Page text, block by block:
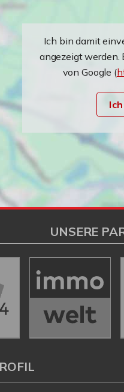
Ich bin damit
angezeigt werden.
von Google (
UNSERE